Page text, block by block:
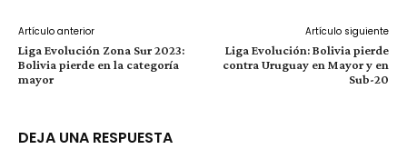
Artículo anterior
Liga Evolución Zona Sur 2023:
Bolivia pierde en la categoría
mayor
Artículo siguiente
Liga Evolución: Bolivia pierde
contra Uruguay en Mayor y en
Sub-20
DEJA UNA RESPUESTA